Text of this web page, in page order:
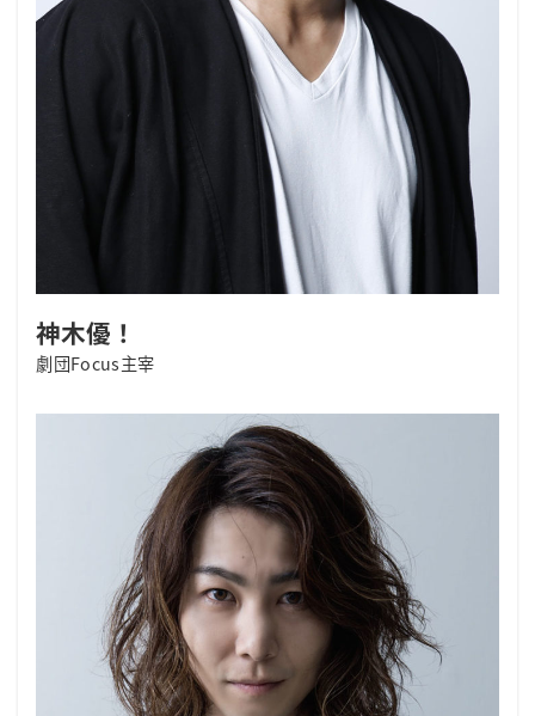
神木優！
劇団Focus主宰